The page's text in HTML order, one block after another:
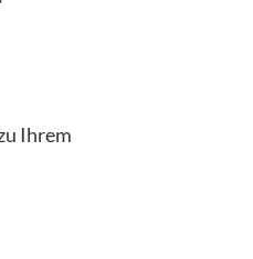
Ihrem